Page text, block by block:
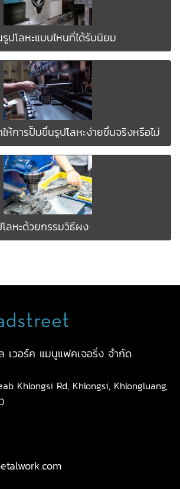
ปโลหะแบบไหนที่ได้รับนิยม
การปั๊มขึ้นรูปโลหะง่ายขึ้นจริงหรือไม่
ลหะด้วยกรรมวิธีผง
เวอร์ค แมนูแฟคเจอริ่ง จำกัด
Khlongsi Rd, Khlongsi, Khlongluang,